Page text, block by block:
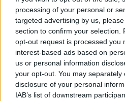
processing of your personal or
targeted advertising by us,
section to confirm your selection.
opt-out request is processed you
interest-based ads based on
us or personal information
your opt-out. You may
disclosure of your personal
IAB’s list of downstream
közlekedőkhöz, kerti úthoz
esőkertet, mert kár, illetve
származhat belőle.